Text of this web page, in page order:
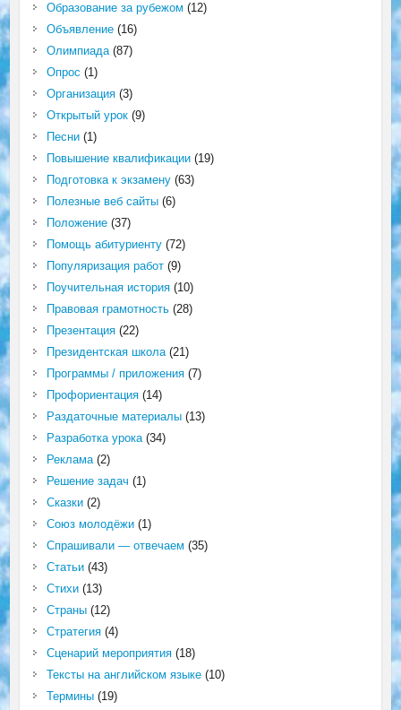
Образование за рубежом (12)
Объявление(16)
Олимпиада(87)
Опрос (1)
Организация(3)
Открытый урок(9)
Песни(1)
Повышение квалификации(19)
Подготовка к экзамену(63)
Полезные веб сайты(6)
Положение(37)
Помощь абитуриенту(72)
Популяризация работ(9)
Поучительная история(10)
Правовая грамотность(28)
Презентация(22)
Президентская школа(21)
Программы / приложения(7)
Профориентация(14)
Раздаточные материалы(13)
Разработка урока(34)
Реклама(2)
Решение задач (1)
Сказки(2)
Союз молодёжи(1)
Спрашивали — отвечаем (35)
Статьи(43)
Стихи(13)
Страны(12)
Стратегия(4)
Сценарий мероприятия(18)
Тексты на английском языке(10)
Термины(19)